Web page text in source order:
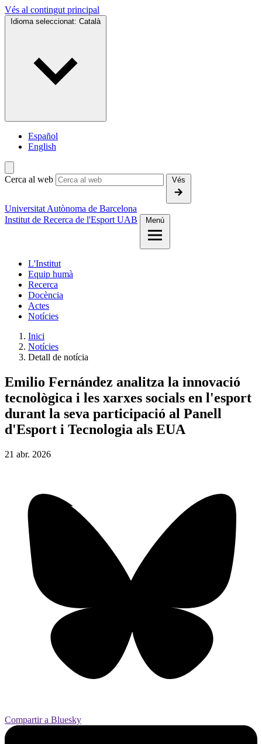
Vés al contingut principal
Idioma seleccionat: Català
Español
English
Cerca al web Vés
Universitat Autònoma de Barcelona
Institut de Recerca de l'Esport UAB
Menú
L'Institut
Equip humà
Recerca
Docència
Actes
Notícies
Inici
Notícies
Detall de notícia
Emilio Fernández analitza la innovació
tecnològica i les xarxes socials en l'esport
durant la seva participació al Panell
d'Esport i Tecnologia als EUA
21 abr. 2026
Compartir a Bluesky